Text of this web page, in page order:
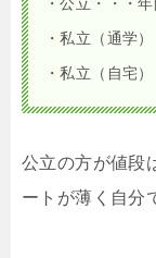
・公立・・・
・私立（通学
・私立（自宅
公立の方が値段
ートが薄く自分